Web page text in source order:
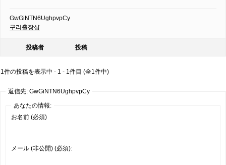
GwGiNTN6UghpvpCy
구리출장샵
投稿者 投稿
1件の投稿を表示中 - 1 - 1件目 (全1件中)
返信先: GwGiNTN6UghpvpCy
あなたの情報:
お名前 (必須)
メール (非公開) (必須):